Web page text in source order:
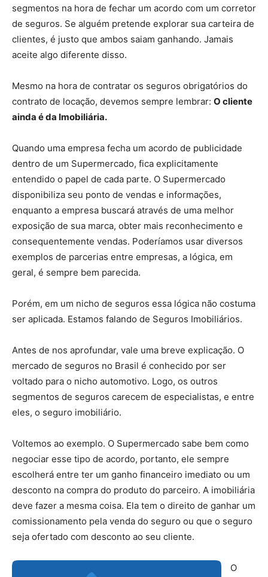
segmentos na hora de fechar um acordo com um corretor
de seguros. Se alguém pretende explorar sua carteira de
clientes, é justo que ambos saiam ganhando. Jamais
aceite algo diferente disso.
Mesmo na hora de contratar os seguros obrigatórios do
contrato de locação, devemos sempre lembrar: O cliente
ainda é da Imobiliária.
Quando uma empresa fecha um acordo de publicidade
dentro de um Supermercado, fica explicitamente
entendido o papel de cada parte. O Supermercado
disponibiliza seu ponto de vendas e informações,
enquanto a empresa buscará através de uma melhor
exposição de sua marca, obter mais reconhecimento e
consequentemente vendas. Poderíamos usar diversos
exemplos de parcerias entre empresas, a lógica, em
geral, é sempre bem parecida.
Porém, em um nicho de seguros essa lógica não costuma
ser aplicada. Estamos falando de Seguros Imobiliários.
Antes de nos aprofundar, vale uma breve explicação. O
mercado de seguros no Brasil é conhecido por ser
voltado para o nicho automotivo. Logo, os outros
segmentos de seguros carecem de especialistas, e entre
eles, o seguro imobiliário.
Voltemos ao exemplo. O Supermercado sabe bem como
negociar esse tipo de acordo, portanto, ele sempre
escolherá entre ter um ganho financeiro imediato ou um
desconto na compra do produto do parceiro. A imobiliária
deve fazer a mesma coisa. Ela tem o direito de ganhar um
comissionamento pela venda do seguro ou que o seguro
seja ofertado com desconto ao seu cliente.
O